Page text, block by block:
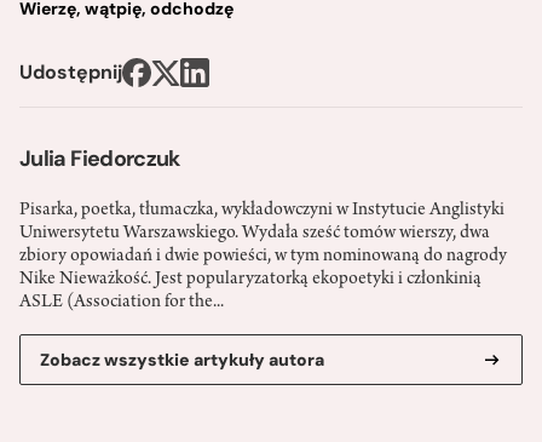
Julia Fiedorczuk
Pisarka, poetka, tłumaczka, wykładowczyni w Instytucie Anglistyki
Uniwersytetu Warszawskiego. Wydała sześć tomów wierszy, dwa
zbiory opowiadań i dwie powieści, w tym nominowaną do nagrody
Nike Nieważkość. Jest popularyzatorką ekopoetyki i członkinią
ASLE (Association for the...
Zobacz wszystkie artykuły autora
Wierzę, wątpię, odchodzę
Udostępnij